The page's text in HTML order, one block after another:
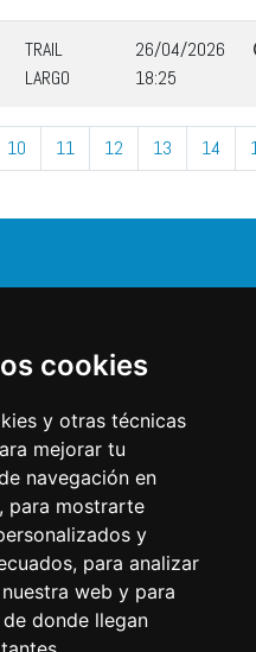
cookies
y otras técnicas
mejorar tu
navegación en
para mostrarte
y
para analizar
web y para
donde llegan
TRAIL
LARGO
26/04/2026
18:25
10 11 12 13 14